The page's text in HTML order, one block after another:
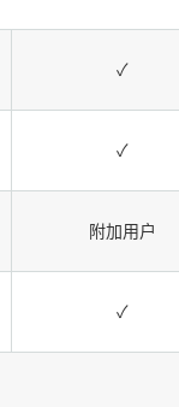
✓
✓
附加用户
✓